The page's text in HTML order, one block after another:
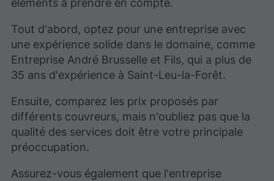
Tout d'abord, optez pour une entreprise avec
une expérience solide dans le domaine, comme
Entreprise André Brusselle et Fils, qui a plus de
35 ans d'expérience à Saint-Leu-la-Forêt.
Ensuite, comparez les prix proposés par
différents couvreurs, mais n'oubliez pas que la
qualité des services doit être votre principale
préoccupation.
Assurez-vous également que l'entreprise